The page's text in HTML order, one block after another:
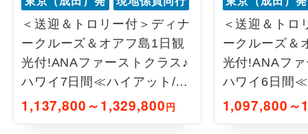
＜送迎＆トロリー付＞ディナ
ークルーズ＆オアフ島1日観
光付!ANAファーストクラス♪
ハワイ7日間≪ハイアット/オ
ーシャンフロント泊・食事4
1,137,800～1,329,800円
＜送迎＆トロ
ークルーズ＆
光付!ANAフ
ハワイ6日間
ーシャンフロ
1,097,800～